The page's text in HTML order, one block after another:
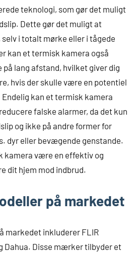
teknologi, som gør det muligt
Dette gør det muligt at
i totalt mørke eller i tågede
kan et termisk kamera også
lang afstand, hvilket giver dig
hvis der skulle være en potentiel
kan et termisk kamera
falske alarmer, da det kun
og ikke på andre former for
dyr eller bevægende genstande.
kamera være en effektiv og
dit hjem mod indbrud.
på markedet
markedet inkluderer FLIR
Dahua. Disse mærker tilbyder et